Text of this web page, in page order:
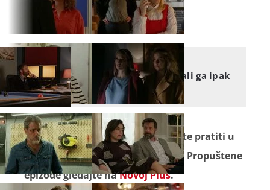
U DOBRU I ZLU
Želi i dalje biti onaj stari, ali ga ipak
nešto muči
Seriju"U dobru i zlu"ne propustite pratiti u
ponedjeljak i utorak na Novoj TV! Propuštene
epizode gledajte naNovoj Plus.